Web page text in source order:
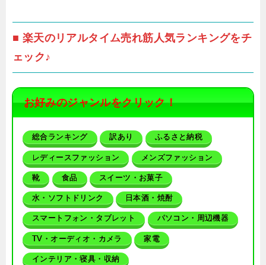
■ 楽天のリアルタイム売れ筋人気ランキングをチ
ェック♪
お好みのジャンルをクリック！
総合ランキング 訳あり ふるさと納税
レディースファッション メンズファッション
靴 食品 スイーツ・お菓子
水・ソフトドリンク 日本酒・焼酎
スマートフォン・タブレット パソコン・周辺機器
TV・オーディオ・カメラ 家電
インテリア・寝具・収納